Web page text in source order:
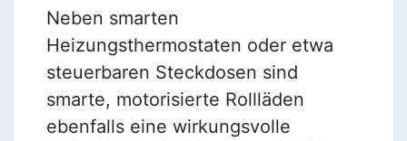
Neben smarten
Heizungsthermostaten oder etwa
steuerbaren Steckdosen sind
smarte, motorisierte Rollläden
ebenfalls eine wirkungsvolle